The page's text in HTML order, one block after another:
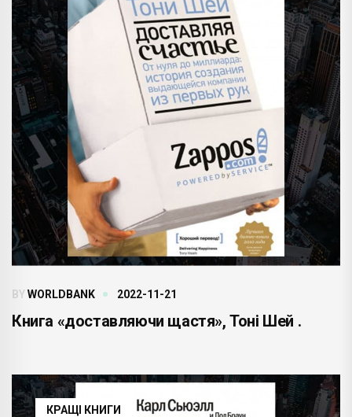
BYWORLDBANK 2022-11-21
Книга «доставляючи щастя», Тоні Шей .
КРАЩІ КНИГИ